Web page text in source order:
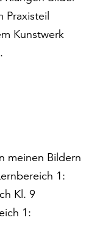
Praxisteil
Kunstwerk
meinen Bildern
1:
Kl. 9
1: